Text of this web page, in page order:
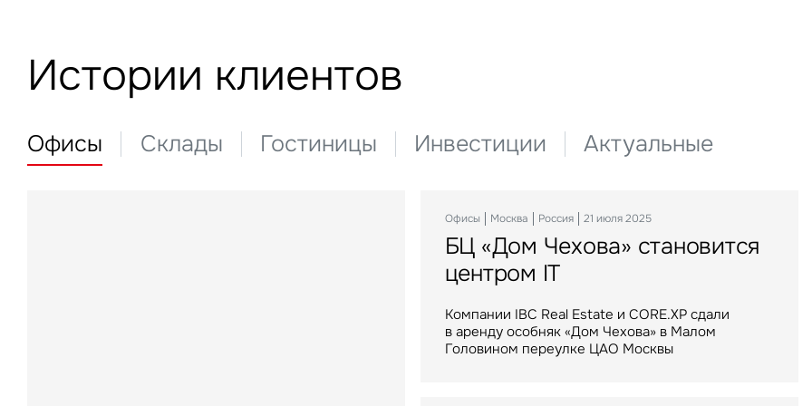
Истории клиентов
Офисы Склады Гостиницы Инвестиции Актуальные
Офисы Москва Россия 21 июля 2025
БЦ «Дом Чехова» становится
центром IT
Компании IBC Real Estate и CORE.XP сдали
в аренду особняк «Дом Чехова» в Малом
Головином переулке ЦАО Москвы
Склады Москва Россия 15 сентября 2025
Крупнейший российский
маркетплейс расширяется
в Воронеже
Крупнейший российский маркетплейс стал
арендатором логистического комплекса
Инвестиции Москва Россия 29 сентября 2023
Торговые центры «МЕГА»
стали российским активом
IBC Real Estate выступила консультантом
крупнейшей в истории рынка сделки
по приобретению Группой Газпромбанк сети